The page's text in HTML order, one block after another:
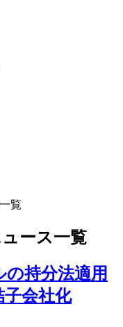
覧
ース一覧
持分法適用
会社化